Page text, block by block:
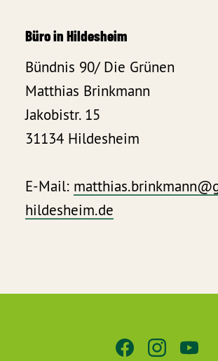
Büro in Hildesheim
Bündnis 90/ Die Grünen
Matthias Brinkmann
Jakobistr. 15
31134 Hildesheim
E-Mail:
hildesheim.de